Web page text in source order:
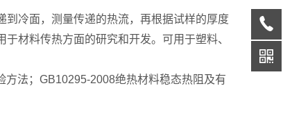
冷面，测量传递的热流，再根据试样的厚度
材料传热方面的研究和开发。可用于塑料、
法；GB10295-2008绝热材料稳态热阻及有